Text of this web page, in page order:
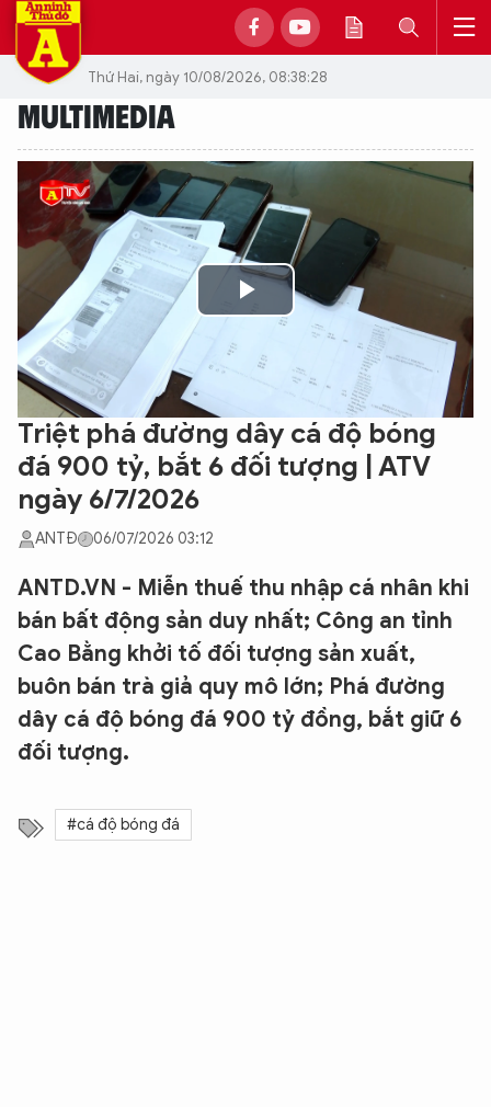
Thứ Hai, ngày 10/08/2026, 08:38:28
MULTIMEDIA
Play
Video
Triệt phá đường dây cá độ bóng
đá 900 tỷ, bắt 6 đối tượng | ATV
ngày 6/7/2026
ANTĐ 06/07/2026 03:12
ANTD.VN - Miễn thuế thu nhập cá nhân khi
bán bất động sản duy nhất; Công an tỉnh
Cao Bằng khởi tố đối tượng sản xuất,
buôn bán trà giả quy mô lớn; Phá đường
dây cá độ bóng đá 900 tỷ đồng, bắt giữ 6
đối tượng.
#cá độ bóng đá